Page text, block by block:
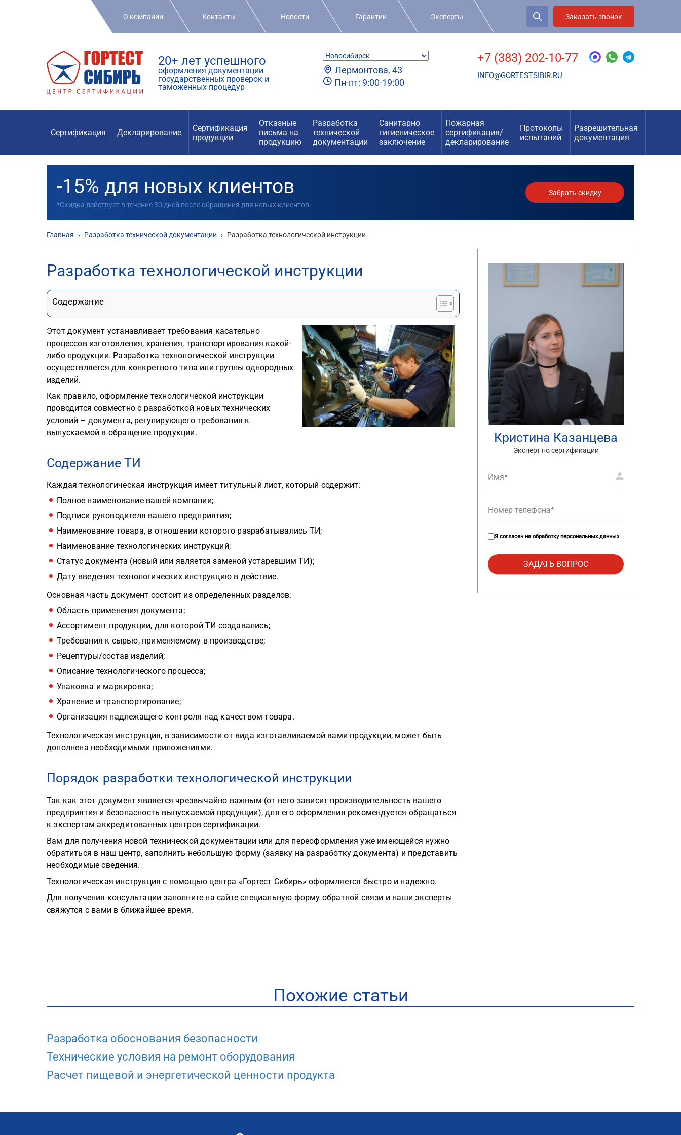
О компании Контакты Новости Гарантии Эксперты Заказать звонок
20+ лет успешного
оформления документации
государственных проверок и
таможенных процедур
Лермонтова, 43
Пн-пт: 9:00-19:00
+7 (383) 202-10-77
INFO@GORTESTSIBIR.RU
Сертификация Декларирование
Сертификация
продукции
Отказные
письма на
продукцию
Разработка
технической
документации
Санитарно
гигиеническое
заключение
Пожарная
сертификация/
декларирование
Протоколы
испытаний
Разрешительная
документация
-15% для новых клиентов
*Скидка действует в течение 30 дней после обращения для новых клиентов
Забрать скидку
Главная › Разработка технической документации › Разработка технологической инструкции
Разработка технологической инструкции
Содержание
Этот документ устанавливает требования касательно
процессов изготовления, хранения, транспортирования какой-
либо продукции. Разработка технологической инструкции
осуществляется для конкретного типа или группы однородных
изделий.
Как правило, оформление технологической инструкции
проводится совместно с разработкой новых технических
условий – документа, регулирующего требования к
выпускаемой в обращение продукции.
Содержание ТИ
Каждая технологическая инструкция имеет титульный лист, который содержит:
Полное наименование вашей компании;
Подписи руководителя вашего предприятия;
Наименование товара, в отношении которого разрабатывались ТИ;
Наименование технологических инструкций;
Статус документа (новый или является заменой устаревшим ТИ);
Дату введения технологических инструкцию в действие.
Основная часть документ состоит из определенных разделов:
Область применения документа;
Ассортимент продукции, для которой ТИ создавались;
Требования к сырью, применяемому в производстве;
Рецептуры/состав изделий;
Описание технологического процесса;
Упаковка и маркировка;
Хранение и транспортирование;
Организация надлежащего контроля над качеством товара.
Технологическая инструкция, в зависимости от вида изготавливаемой вами продукции, может быть
дополнена необходимыми приложениями.
Порядок разработки технологической инструкции
Так как этот документ является чрезвычайно важным (от него зависит производительность вашего
предприятия и безопасность выпускаемой продукции), для его оформления рекомендуется обращаться
к экспертам аккредитованных центров сертификации.
Вам для получения новой технической документации или для переоформления уже имеющейся нужно
обратиться в наш центр, заполнить небольшую форму (заявку на разработку документа) и представить
необходимые сведения.
Технологическая инструкция с помощью центра «Гортест Сибирь» оформляется быстро и надежно.
Для получения консультации заполните на сайте специальную форму обратной связи и наши эксперты
свяжутся с вами в ближайшее время.
Кристина Казанцева
Эксперт по сертификации
Я согласен на обработку персональных данных
Похожие статьи
Разработка обоснования безопасности
Технические условия на ремонт оборудования
Расчет пищевой и энергетической ценности продукта